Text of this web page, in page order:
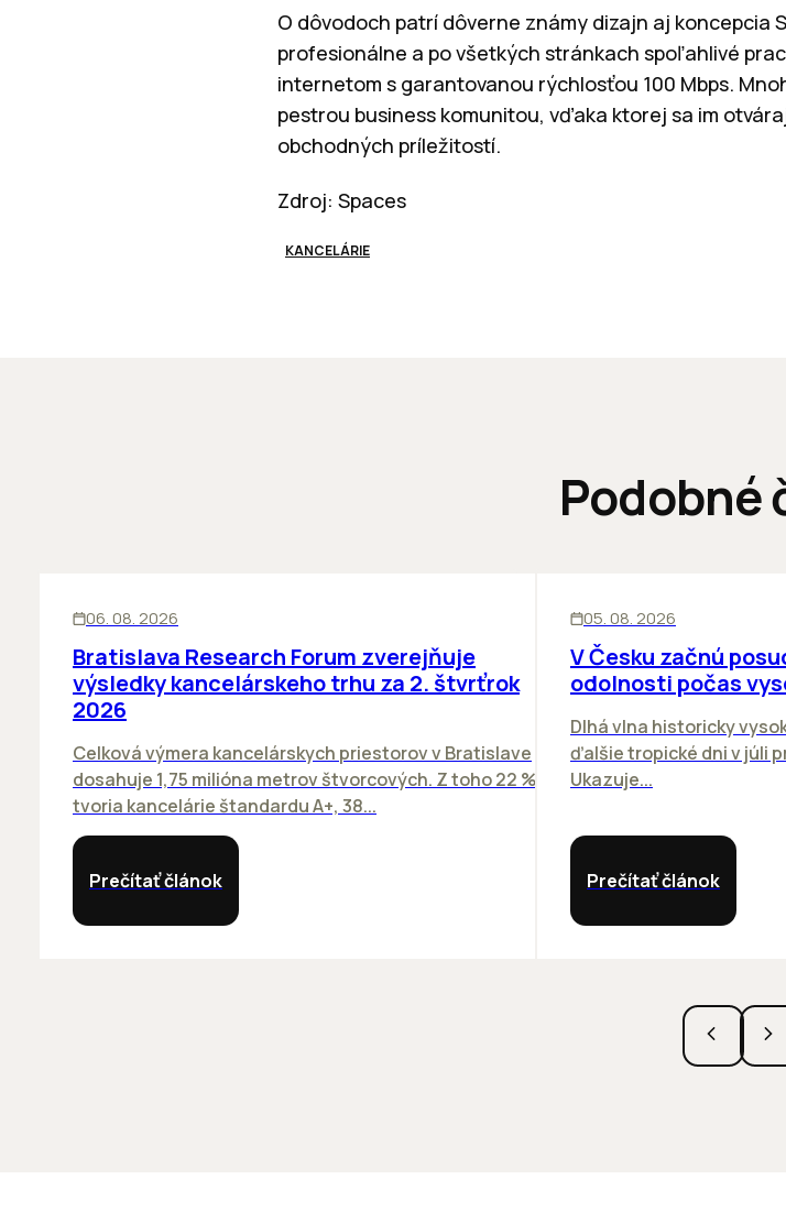
O dôvodoch patrí dôverne známy dizajn aj koncepcia
profesionálne a po všetkých stránkach spoľahlivé
internetom s garantovanou rýchlosťou 100 Mbps.
pestrou business komunitou, vďaka ktorej sa im
obchodných príležitostí.
Zdroj: Spaces
KANCELÁRIE
Podobné
06. 08. 2026
Bratislava Research Forum zverejňuje
výsledky kancelárskeho trhu za 2. štvrťrok
2026
Celková výmera kancelárskych priestorov v Bratislave
dosahuje 1,75 milióna metrov štvorcových. Z toho 22 %
tvoria kancelárie štandardu A+, 38...
Prečítať článok
05. 08. 2026
V Česku začnú
odolnosti počas
Dlhá vlna historicky
ďalšie tropické dni v júli
Ukazuje...
Prečítať článok